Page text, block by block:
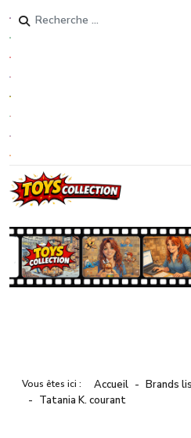
Rechercher
Vous êtes ici : Accueil Brands
Tatania K. courant